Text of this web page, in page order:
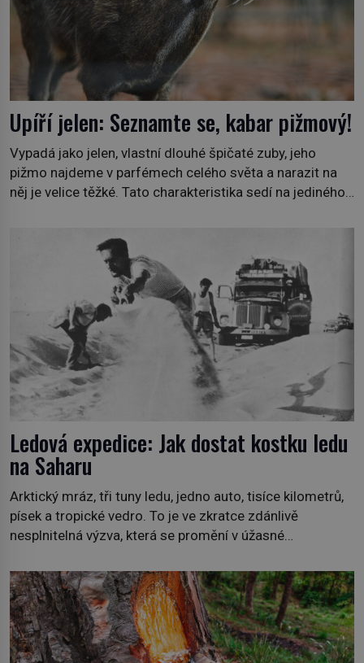
Upíří jelen: Seznamte se, kabar pižmový!
Vypadá jako jelen, vlastní dlouhé špičaté zuby, jeho
pižmo najdeme v parfémech celého světa a narazit na
něj je velice těžké. Tato charakteristika sedí na jediného
1778), jenže v Asii o něm ví už celá staletí. Zvíře
připomíná jelena, v kohoutku dosahuje […]
Ledová expedice: Jak dostat kostku ledu
na Saharu
Arktický mráz, tři tuny ledu, jedno auto, tisíce kilometrů,
písek a tropické vedro. To je ve zkratce zdánlivě
nesplnitelná výzva, která se promění v úžasné
na podzim 1958 jako hec. Rádio Luxembourg přichází s
neobvyklou výzvou. Tomu, kdo dokáže dopravit ze
severního polárního kruhu na […]